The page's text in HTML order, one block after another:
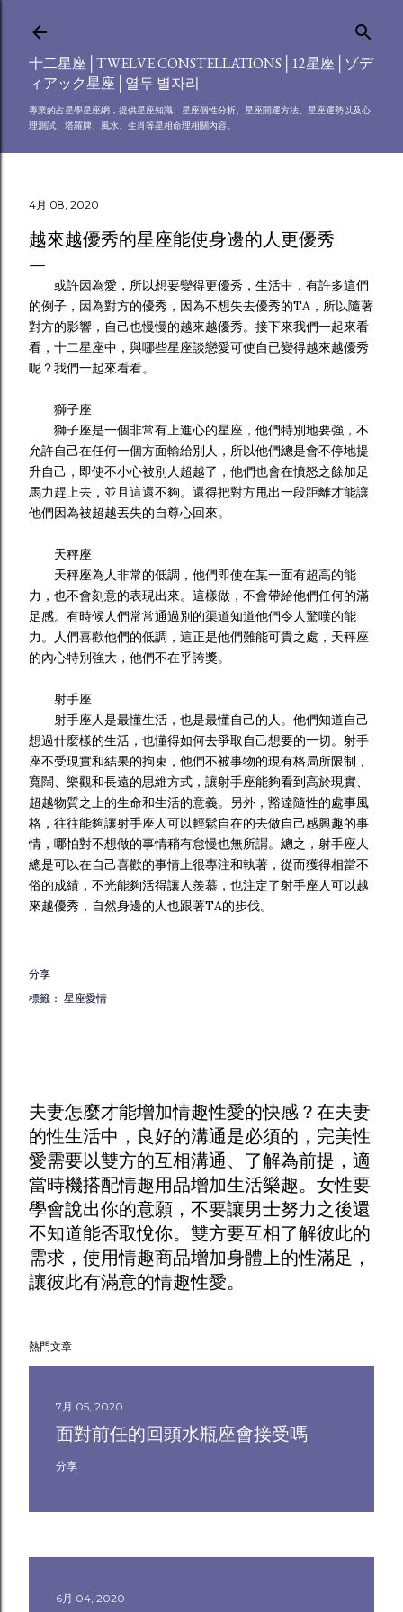
十二星座│TWELVE CONSTELLATIONS│12星座│ゾデ
ィアック星座│열두 별자리
專業的占星學星座網，提供星座知識、星座個性分析、星座開運方法、星座運勢以及心
理測試、塔羅牌、風水、生肖等星相命理相關內容。
4月 08, 2020
越來越優秀的星座能使身邊的人更優秀
或許因為愛，所以想要變得更優秀，生活中，有許多這們
的例子，因為對方的優秀，因為不想失去優秀的TA，所以隨著
對方的影響，自己也慢慢的越來越優秀。接下來我們一起來看
看，十二星座中，與哪些星座談戀愛可使自已變得越來越優秀
呢？我們一起來看看。
獅子座
獅子座是一個非常有上進心的星座，他們特別地要強，不
允許自己在任何一個方面輸給別人，所以他們總是會不停地提
升自己，即使不小心被別人超越了，他們也會在憤怒之餘加足
馬力趕上去，並且這還不夠。還得把對方甩出一段距離才能讓
他們因為被超越丟失的自尊心回來。
天秤座
天秤座為人非常的低調，他們即使在某一面有超高的能
力，也不會刻意的表現出來。這樣做，不會帶給他們任何的滿
足感。有時候人們常常通過別的渠道知道他們令人驚嘆的能
力。人們喜歡他們的低調，這正是他們難能可貴之處，天秤座
的內心特別強大，他們不在乎誇獎。
射手座
射手座人是最懂生活，也是最懂自己的人。他們知道自己
想過什麼樣的生活，也懂得如何去爭取自己想要的一切。射手
座不受現實和結果的拘束，他們不被事物的現有格局所限制，
寬闊、樂觀和長遠的思維方式，讓射手座能夠看到高於現實、
超越物質之上的生命和生活的意義。另外，豁達隨性的處事風
格，往往能夠讓射手座人可以輕鬆自在的去做自己感興趣的事
情，哪怕對不想做的事情稍有怠慢也無所謂。總之，射手座人
總是可以在自己喜歡的事情上很專注和執著，從而獲得相當不
俗的成績，不光能夠活得讓人羨慕，也注定了射手座人可以越
來越優秀，自然身邊的人也跟著TA的步伐。
分享
標籤： 星座愛情
夫妻怎麼才能增加情趣性愛的快感？在夫妻
的性生活中，良好的溝通是必須的，完美性
愛需要以雙方的互相溝通、了解為前提，適
當時機搭配情趣用品增加生活樂趣。女性要
學會說出你的意願，不要讓男士努力之後還
不知道能否取悅你。雙方要互相了解彼此的
需求，使用情趣商品增加身體上的性滿足，
讓彼此有滿意的情趣性愛。
熱門文章
7月 05, 2020
面對前任的回頭水瓶座會接受嗎
分享
6月 04, 2020